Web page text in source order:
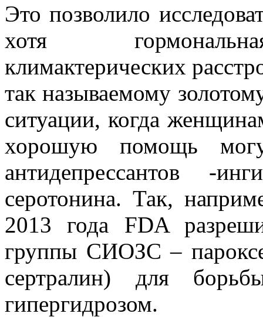
Это позволило
хотя
климактерических
так называемому
ситуации, когда
хорошую помощь
антидепрессантов -
серотонина. Так,
2013 года FDA
группы СИОЗС –
сертралин) для
гипергидрозом.